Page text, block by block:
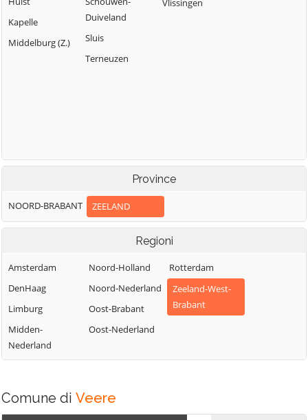
Kapelle
Middelburg (Z.)
Duiveland
Sluis
Terneuzen
Vlissingen
Province
NOORD-BRABANT ZEELAND
Regioni
Amsterdam
DenHaag
Limburg
Midden-
Nederland
Noord-Holland
Noord-Nederland
Oost-Brabant
Oost-Nederland
Rotterdam
Zeeland-West-
Brabant
Comune di Veere